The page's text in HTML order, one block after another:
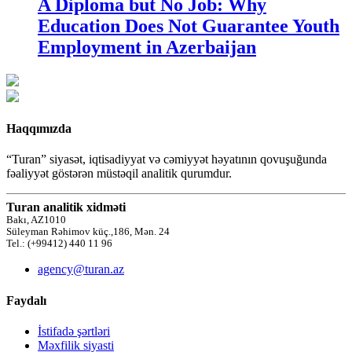
A Diploma but No Job: Why
Education Does Not Guarantee Youth
Employment in Azerbaijan
Haqqımızda
“Turan” siyasət, iqtisadiyyat və cəmiyyət həyatının qovuşuğunda
fəaliyyət göstərən müstəqil analitik qurumdur.
Turan analitik xidməti
Bakı, AZ1010
Süleyman Rəhimov küç.,186, Mən. 24
Tel.: (+99412) 440 11 96
agency@turan.az
Faydalı
İstifadə şərtləri
Məxfilik siyasti